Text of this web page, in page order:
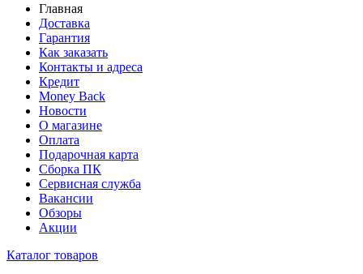
Главная
Доставка
Гарантия
Как заказать
Контакты и адреса
Кредит
Money Back
Новости
О магазине
Оплата
Подарочная карта
Сборка ПК
Сервисная служба
Вакансии
Обзоры
Акции
Каталог товаров